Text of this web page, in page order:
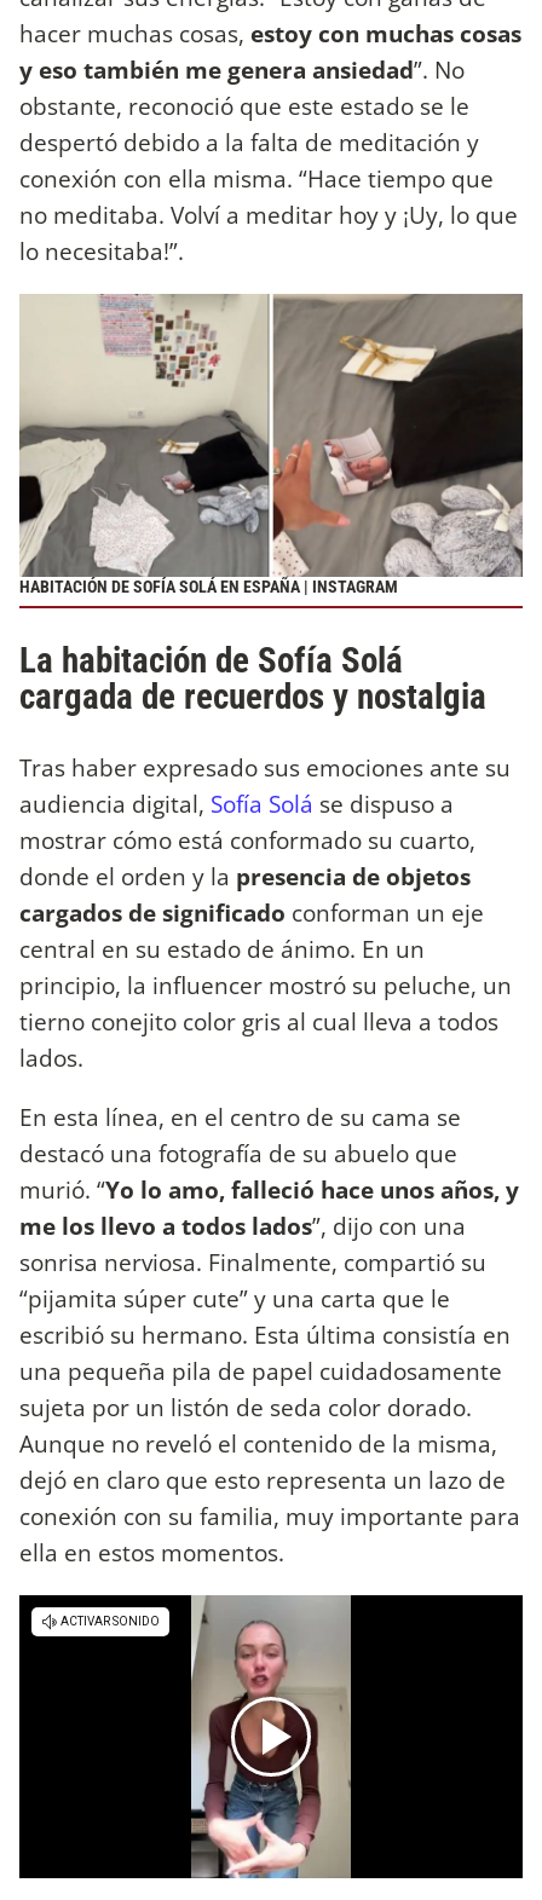
hacer muchas cosas, estoy con muchas cosas
y eso también me genera ansiedad”. No
obstante, reconoció que este estado se le
despertó debido a la falta de meditación y
conexión con ella misma. “Hace tiempo que
no meditaba. Volví a meditar hoy y ¡Uy, lo que
lo necesitaba!”.
HABITACIÓN DE SOFÍA SOLÁ EN ESPAÑA | INSTAGRAM
La habitación de Sofía Solá
cargada de recuerdos y nostalgia
Tras haber expresado sus emociones ante su
audiencia digital, Sofía Solá se dispuso a
mostrar cómo está conformado su cuarto,
donde el orden y la presencia de objetos
cargados de significado conforman un eje
central en su estado de ánimo. En un
principio, la influencer mostró su peluche, un
tierno conejito color gris al cual lleva a todos
lados.
En esta línea, en el centro de su cama se
destacó una fotografía de su abuelo que
murió. “Yo lo amo, falleció hace unos años, y
me los llevo a todos lados”, dijo con una
sonrisa nerviosa. Finalmente, compartió su
“pijamita súper cute” y una carta que le
escribió su hermano. Esta última consistía en
una pequeña pila de papel cuidadosamente
sujeta por un listón de seda color dorado.
Aunque no reveló el contenido de la misma,
dejó en claro que esto representa un lazo de
conexión con su familia, muy importante para
ella en estos momentos.